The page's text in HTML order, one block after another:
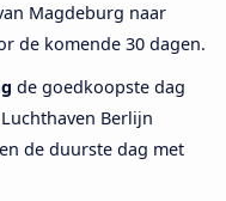
Magdeburg naar
de komende 30 dagen.
de goedkoopste dag
Berlijn
de duurste dag met